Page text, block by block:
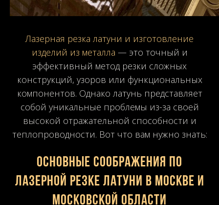
Лазерная резка латуни и изготовление
изделий из металла — это точный и
эффективный метод резки сложных
конструкций, узоров или функциональных
компонентов. Однако латунь представляет
собой уникальные проблемы из-за своей
высокой отражательной способности и
теплопроводности. Вот что вам нужно знать:
Основные соображения по
лазерной резке латуни в Москве и
Московской области